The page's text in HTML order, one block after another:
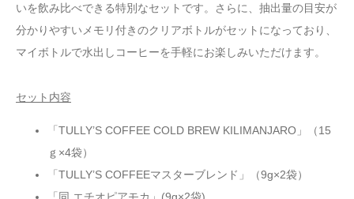
いを飲み比べできる特別なセットです。さらに、抽出量の目安が
分かりやすいメモリ付きのクリアボトルがセットになっており、
マイボトルで水出しコーヒーを手軽にお楽しみいただけます。
セット内容
「TULLY’S COFFEE COLD BREW KILIMANJARO」（15
ｇ×4袋）
「TULLY’S COFFEEマスターブレンド」（9g×2袋）